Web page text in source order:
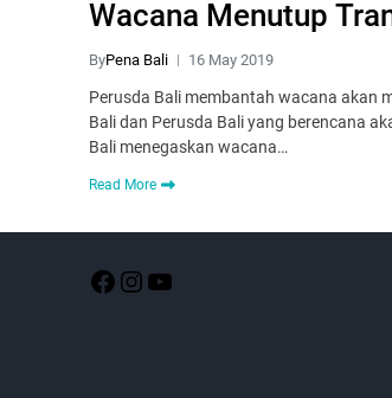
Wacana Menutup
ByPena Bali 16 May 2019
Perusda Bali membantah wacana akan
Bali dan Perusda Bali yang berencana
Bali menegaskan wacana…
Read More